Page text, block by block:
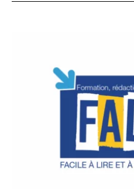
OBTENIR